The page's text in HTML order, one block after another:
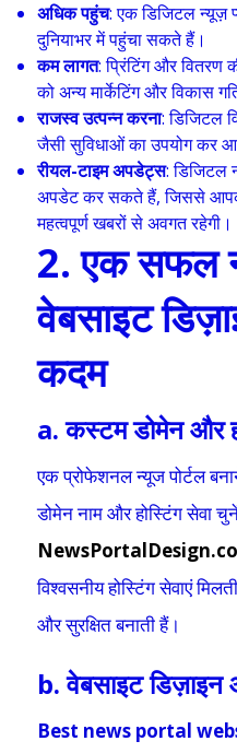
अधिक पहुंच: एक डिजिटल न्यूज़
दुनियाभर में पहुंचा सकते हैं।
कम लागत: प्रिंटिंग और
को अन्य मार्केटिंग और विकास
राजस्व उत्पन्न करना: डिजिटल
जैसी सुविधाओं का उपयोग कर
रीयल-टाइम अपडेट्स: डिजिटल
अपडेट कर सकते हैं, जिससे
महत्वपूर्ण खबरों से अवगत रहेगी।
2. एक सफल
वेबसाइट
कदम
a. कस्टम डोमेन और
एक प्रोफेशनल न्यूज पोर्टल
डोमेन नाम और होस्टिंग सेवा
विश्वसनीय होस्टिंग सेवाएं
और सुरक्षित बनाती हैं।
b. वेबसाइट
Best news portal